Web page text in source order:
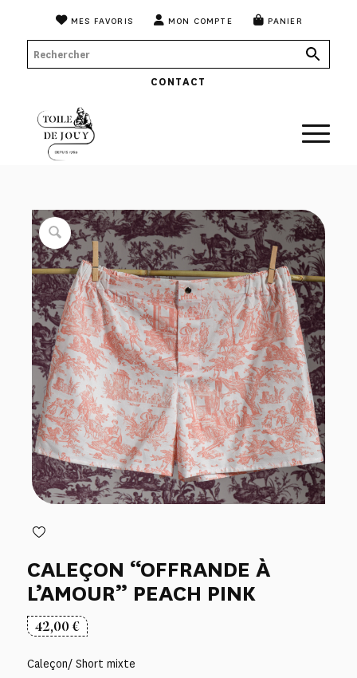
MES FAVORIS MON COMPTE PANIER
CONTACT
CALEÇON “OFFRANDE À
L’AMOUR” PEACH PINK
42,00€
Caleçon/ Short mixte